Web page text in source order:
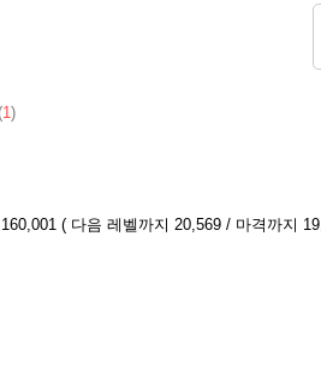
1)
( 다음 레벨까지 20,569 / 마격까지